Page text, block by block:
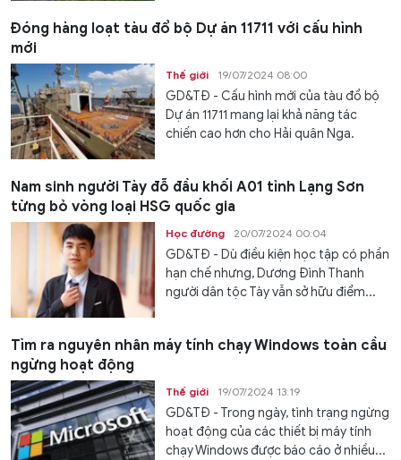
Đóng hàng loạt tàu đổ bộ Dự án 11711 với cấu hình
mới
Thế giới 19/07/2024 08:00
GD&TĐ - Cấu hình mới của tàu đổ bộ
Dự án 11711 mang lại khả năng tác
chiến cao hơn cho Hải quân Nga.
Nam sinh người Tày đỗ đầu khối A01 tỉnh Lạng Sơn
từng bỏ vòng loại HSG quốc gia
Học đường 20/07/2024 00:04
GD&TĐ - Dù điều kiện học tập có phần
hạn chế nhưng, Dương Đình Thanh
người dân tộc Tày vẫn sở hữu điểm...
Tìm ra nguyên nhân máy tính chạy Windows toàn cầu
ngừng hoạt động
Thế giới 19/07/2024 13:19
GD&TĐ - Trong ngày, tình trạng ngừng
hoạt động của các thiết bị máy tính
chạy Windows được báo cáo ở nhiều...